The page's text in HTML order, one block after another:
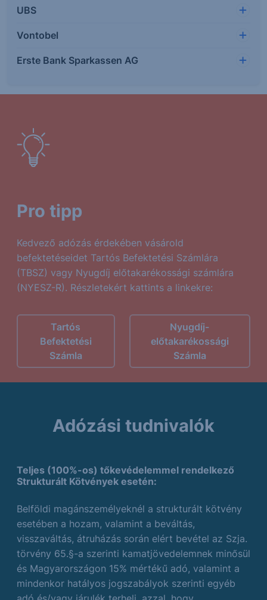
UBS
Vontobel
Erste Bank Sparkassen AG
Pro tipp
Kedvező adózás érdekében vásárold
befektetéseidet Tartós Befektetési Számlára
(TBSZ) vagy Nyugdíj előtakarékossági számlára
(NYESZ-R). Részletekért kattints a linkekre:
Tartós
Befektetési
Számla
Nyugdíj-
előtakarékossági
Számla
Adózási tudnivalók
Teljes (100%-os) tőkevédelemmel rendelkező
Strukturált Kötvények esetén:
Belföldi magánszemélyeknél a strukturált kötvény
esetében a hozam, valamint a beváltás,
visszaváltás, átruházás során elért bevétel az Szja.
törvény 65.§-a szerinti kamatjövedelemnek minősül
és Magyarországon 15% mértékű adó, valamint a
mindenkor hatályos jogszabályok szerinti egyéb